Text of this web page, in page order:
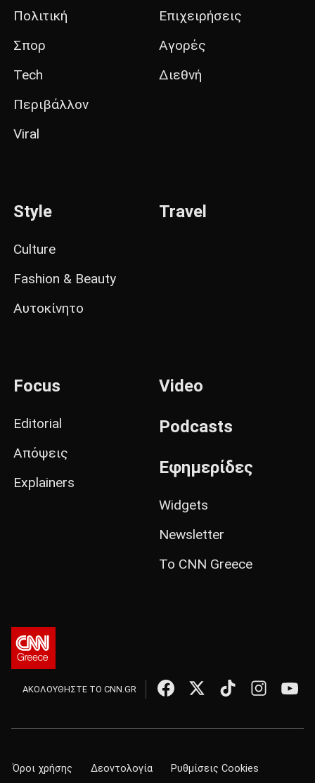
Πολιτική
Σπορ
Tech
Περιβάλλον
Viral
Επιχειρήσεις
Αγορές
Διεθνή
Style
Culture
Fashion & Beauty
Αυτοκίνητο
Travel
Focus
Editorial
Απόψεις
Explainers
Video
Podcasts
Εφημερίδες
Widgets
Newsletter
Το CNN Greece
ΑΚΟΛΟΥΘΗΣΤΕ ΤΟ CNN.GR
Όροι χρήσης Δεοντολογία Ρυθμίσεις Cookies